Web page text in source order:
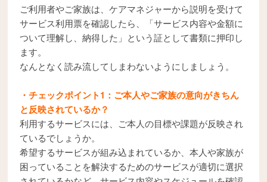
ご利用者やご家族は、ケアマネジャーから説明を受けて
サービス利用票を確認したら、「サービス内容や金額に
ついて理解し、納得した」という証として書類に押印し
ます。
なんとなく読み流してしまわないようにしましょう。
・チェックポイント1：ご本人やご家族の意向がきちん
と反映されているか？
利用するサービスには、ご本人の目標や課題が反映され
ているでしょうか。
希望するサービスが組み込まれているか、本人や家族が
困っていることを解決するためのサービスが適切に選択